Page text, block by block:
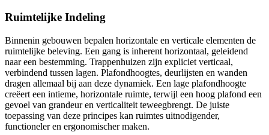
Ruimtelijke Indeling
Binnenin gebouwen bepalen horizontale en verticale elementen de
ruimtelijke beleving. Een gang is inherent horizontaal, geleidend
naar een bestemming. Trappenhuizen zijn expliciet verticaal,
verbindend tussen lagen. Plafondhoogtes, deurlijsten en wanden
dragen allemaal bij aan deze dynamiek. Een lage plafondhoogte
creëert een intieme, horizontale ruimte, terwijl een hoog plafond een
gevoel van grandeur en verticaliteit teweegbrengt. De juiste
toepassing van deze principes kan ruimtes uitnodigender,
functioneler en ergonomischer maken.